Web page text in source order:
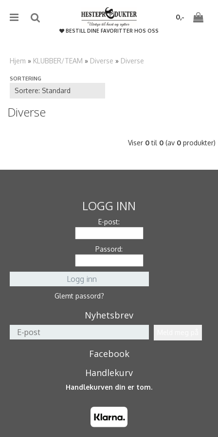
{/literal}����������
0,-
BESTILL DINE FAVORITTER HOS OSS
Hjem » KLUBBER/TEAM » Diverse » Diverse
SORTERING
Diverse
Viser 0til 0 (av 0 produkter)
LOGG INN
E-post:
Passord:
Glemt passord?
Nyhetsbrev
Facebook
Handlekurv
Handlekurven din er tom.